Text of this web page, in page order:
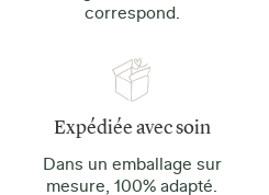
correspond.
Expédiée avec soin
Dans un emballage sur
mesure, 100% adapté.